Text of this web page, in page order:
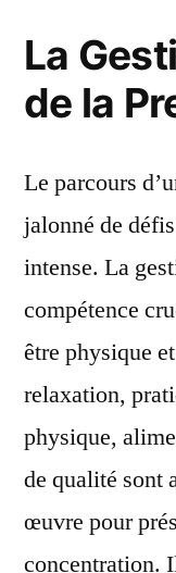
La
de la
Le parcours
jalonné de
intense. La
compétence
être physique
relaxation,
physique,
de qualité sont
œuvre pour
concentration.